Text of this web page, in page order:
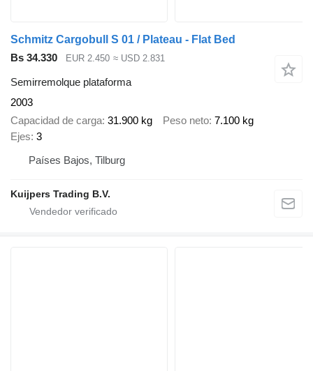
Schmitz Cargobull S 01 / Plateau - Flat Bed
Bs 34.330
EUR 2.450 ≈ USD 2.831
Semirremolque plataforma
2003
Capacidad de carga 31.900 kg Peso neto 7.100 kg
Ejes 3
Países Bajos, Tilburg
Kuijpers Trading B.V.